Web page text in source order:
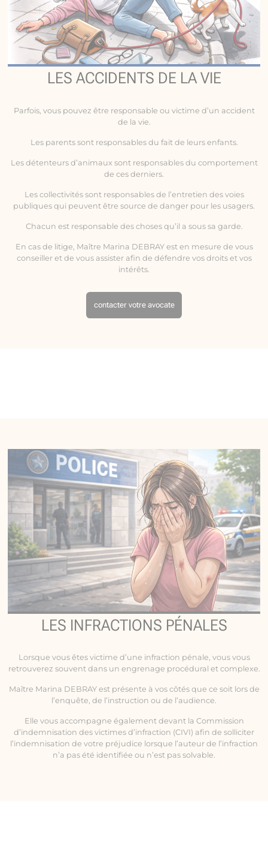
LES ACCIDENTS DE LA VIE
Parfois, vous pouvez être responsable ou victime d’un accident
de la vie
Les parents sont responsables du fait de leurs enfants.
Les détenteurs d’animaux sont responsables du comportement
de ces derniers.
Les collectivités sont responsables de l’entretien des voies
publiques qui peuvent être source de danger pour les usagers.
Chacun est responsable des choses qu’il a sous sa garde.
En cas de litige, Maître Marina DEBRAY est en mesure de vous
conseiller et de vous assister afin de défendre vos droits et vos
intérêts.
contacter votre avocate
LES INFRACTIONS PÉNALES
Lorsque vous êtes victime d’une infraction pénale, vous vous
retrouverez souvent dans un engrenage procédural et complexe.
Maître Marina DEBRAY est présente à vos côtés que ce soit lors de
l’enquête, de l’instruction ou de l’audience.
Elle vous accompagne également devant la Commission
d’indemnisation des victimes d’infraction (CIVI) afin de solliciter
l’indemnisation de votre préjudice lorsque l’auteur de l’infraction
n’a pas été identifiée ou n’est pas solvable.